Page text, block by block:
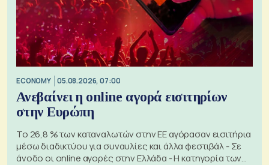
ECONOMY 05.08.2026, 07:00
Ανεβαίνει η online αγορά εισιτηρίων
στην Ευρώπη
Το 26,8 % των καταναλωτών στην ΕΕ αγόρασαν εισιτήρια
μέσω διαδικτύου για συναυλίες και άλλα φεστιβάλ - Σε
άνοδο οι online αγορές στην Ελλάδα - Η κατηγορία των